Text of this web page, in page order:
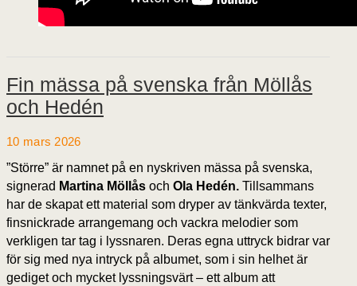
Fin mässa på svenska från Möllås
och Hedén
10 mars 2026
”Större” är namnet på en nyskriven mässa på svenska,
signerad Martina Möllås och Ola Hedén. Tillsammans
har de skapat ett material som dryper av tänkvärda texter,
finsnickrade arrangemang och vackra melodier som
verkligen tar tag i lyssnaren. Deras egna uttryck bidrar var
för sig med nya intryck på albumet, som i sin helhet är
gediget och mycket lyssningsvärt – ett album att